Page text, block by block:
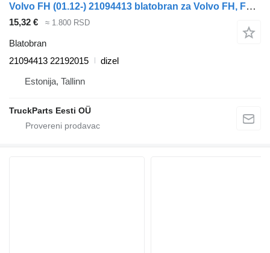
Volvo FH (01.12-) 21094413 blatobran za Volvo FH, FM, FMX-4 series (2013-) tegljača
15,32 € ≈ 1.800 RSD
Blatobran
21094413 22192015
dizel
Estonija, Tallinn
TruckParts Eesti OÜ